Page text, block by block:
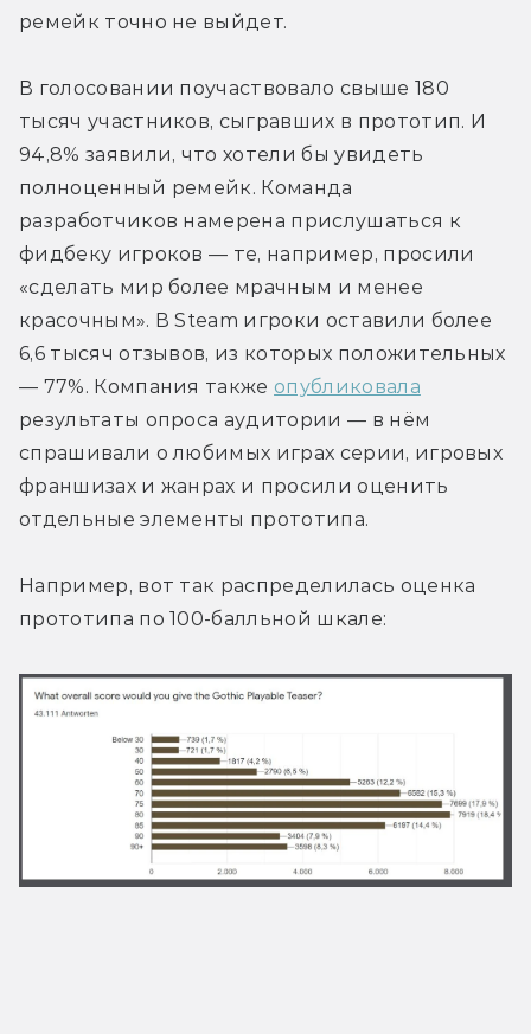
ремейк точно не выйдет.
В голосовании поучаствовало свыше 180
тысяч участников, сыгравших в прототип. И
94,8% заявили, что хотели бы увидеть
полноценный ремейк. Команда
разработчиков намерена прислушаться к
фидбеку игроков — те, например, просили
«сделать мир более мрачным и менее
красочным». В Steam игроки оставили более
6,6 тысяч отзывов, из которых положительных
— 77%. Компания также опубликовала
результаты опроса аудитории — в нём
спрашивали о любимых играх серии, игровых
франшизах и жанрах и просили оценить
отдельные элементы прототипа.
Например, вот так распределилась оценка
прототипа по 100-балльной шкале: